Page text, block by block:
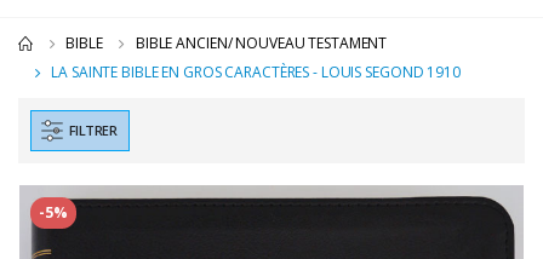
BIBLE
BIBLE ANCIEN/ NOUVEAU TESTAMENT
LA SAINTE BIBLE EN GROS CARACTÈRES - LOUIS SEGOND 1910
FILTRER
-5%